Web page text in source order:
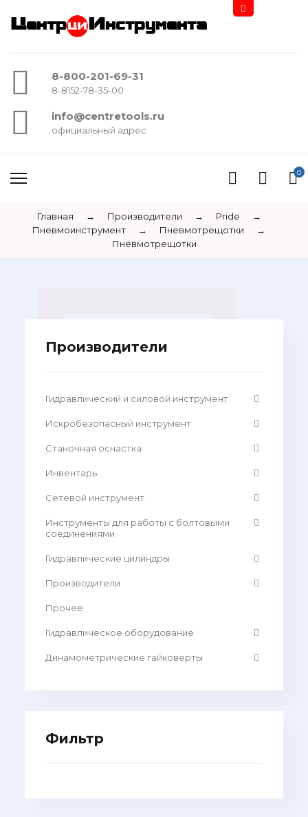
Центр Инструмента
8-800-201-69-31
8-8152-78-35-00
info@centretools.ru
официальный адрес
0
Главная → Производители → Pride
→
Пневмоинструмент
→ Пневмотрещотки
→
Пневмотрещотки
Производители
Гидравлический и силовой инструмент
Искробезопасный инструмент
Станочная оснастка
Инвентарь
Сетевой инструмент
Инструменты для работы с болтовыми
соединениями
Гидравлические цилиндры
Производители
Прочее
Гидравлическое оборудование
Динамометрические гайковерты
Фильтр